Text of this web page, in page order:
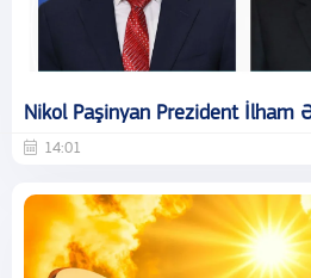
Nikol Paşinyan Prezident İlham
14:01